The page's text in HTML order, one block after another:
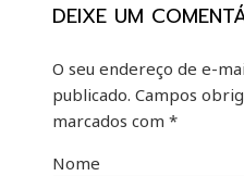
DEIXE UM
O seu endereço de e-
publicado. Campos
marcados com *
Nome